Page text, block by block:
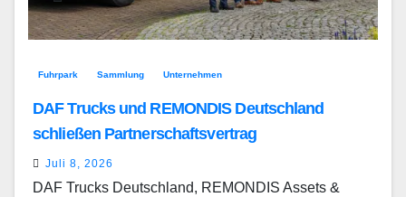
Fuhrpark Sammlung Unternehmen
DAF Trucks und REMONDIS Deutschland
schließen Partnerschaftsvertrag
Juli 8, 2026
DAF Trucks Deutschland, REMONDIS Assets &